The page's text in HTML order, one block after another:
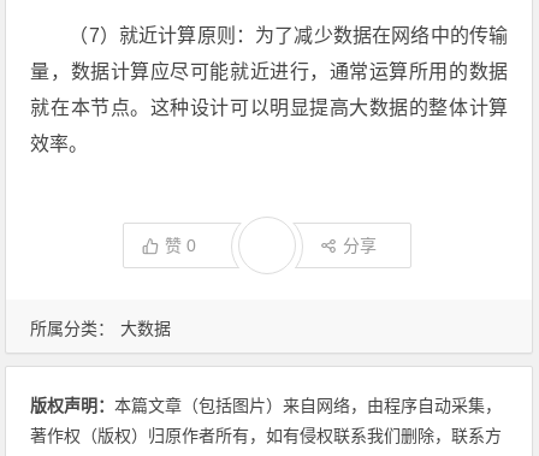
（7）就近计算原则：为了减少数据在网络中的传输
量，数据计算应尽可能就近进行，通常运算所用的数据
就在本节点。这种设计可以明显提高大数据的整体计算
效率。
赞0 分享
所属分类： 大数据
版权声明：本篇文章（包括图片）来自网络，由程序自动采集，
著作权（版权）归原作者所有，如有侵权联系我们删除，联系方